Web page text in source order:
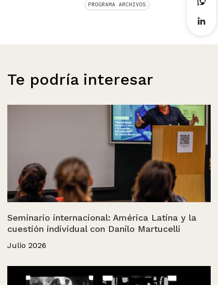
PROGRAMA ARCHIVOS
Te podría interesar
Seminario internacional: América Latina y la
cuestión individual con Danilo Martucelli
Julio 2026